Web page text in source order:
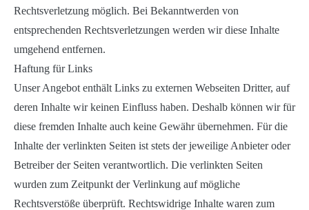
Rechtsverletzung möglich. Bei Bekanntwerden von
entsprechenden Rechtsverletzungen werden wir diese Inhalte
umgehend entfernen.
Haftung für Links
Unser Angebot enthält Links zu externen Webseiten Dritter, auf
deren Inhalte wir keinen Einfluss haben. Deshalb können wir für
diese fremden Inhalte auch keine Gewähr übernehmen. Für die
Inhalte der verlinkten Seiten ist stets der jeweilige Anbieter oder
Betreiber der Seiten verantwortlich. Die verlinkten Seiten
wurden zum Zeitpunkt der Verlinkung auf mögliche
Rechtsverstöße überprüft. Rechtswidrige Inhalte waren zum